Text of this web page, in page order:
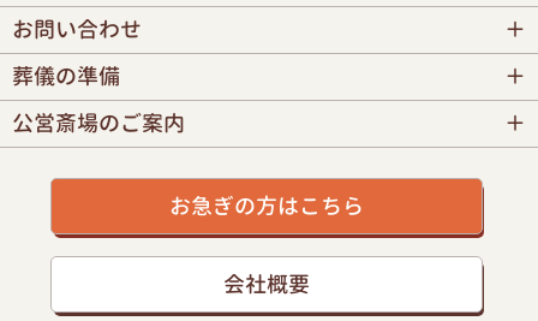
お問い合わせ
葬儀の準備
公営斎場のご案内
お急ぎの方はこちら
会社概要